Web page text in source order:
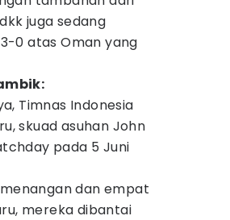
juga sedang
0 atas Oman yang
Timnas Indonesia
skuad asuhan John
pada 5 Juni
dan empat
mereka dibantai